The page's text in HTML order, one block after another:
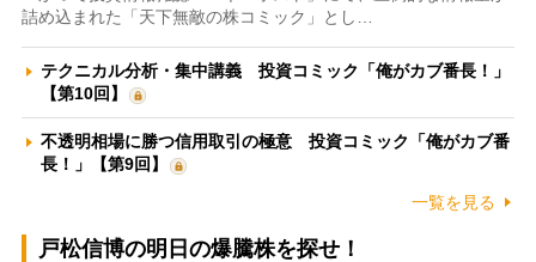
詰め込まれた「天下無敵の株コミック」とし…
テクニカル分析・集中講義 投資コミック「俺がカブ番長！」
【第10回】
不透明相場に勝つ信用取引の極意 投資コミック「俺がカブ番
長！」【第9回】
一覧を見る
戸松信博の明日の爆騰株を探せ！